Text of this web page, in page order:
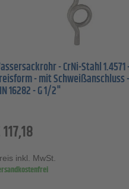
- CrNi-Stahl 1.4571
- mit Schweißanschluss
16282 - G 1/2"
117,18
inkl. MwSt.